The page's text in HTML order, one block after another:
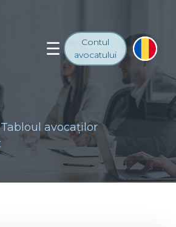
Contul
avocatului
Tabloul avocaţilor